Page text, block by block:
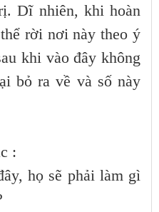
Dĩ nhiên, khi hoàn
rời nơi này theo ý
khi vào đây không
bỏ ra về và số này
:
họ sẽ phải làm gì